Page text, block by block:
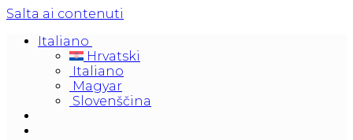
Salta ai contenuti
Italiano
Hrvatski
Italiano
Magyar
Slovenščina